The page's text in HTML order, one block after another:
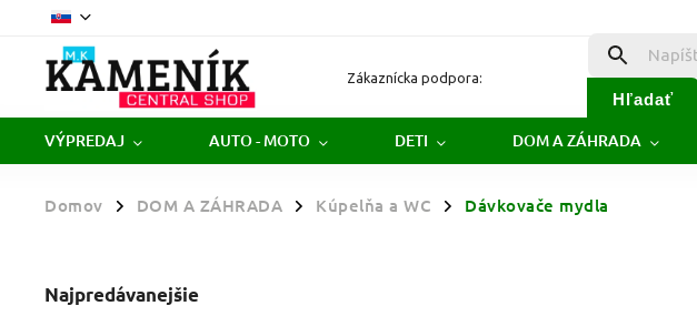
Zákaznícka podpora:
Hľadať
VÝPREDAJ AUTO - MOTO DETI DOM A ZÁHRADA
Domov / DOM A ZÁHRADA / Kúpelňa a WC / Dávkovače mydla
Najpredávanejšie